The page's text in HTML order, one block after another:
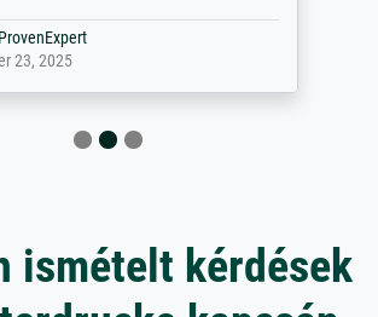
ProvenExpert
23, 2025
ismételt kérdések